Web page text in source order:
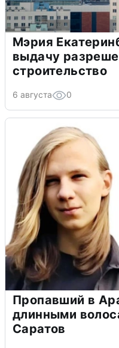
Мэрия
выдачу
строительство
6 августа 0
Пропавший в
длинными
Саратов